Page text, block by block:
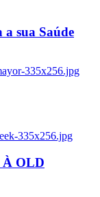
sua Saúde
335x256.jpg
335x256.jpg
À OLD